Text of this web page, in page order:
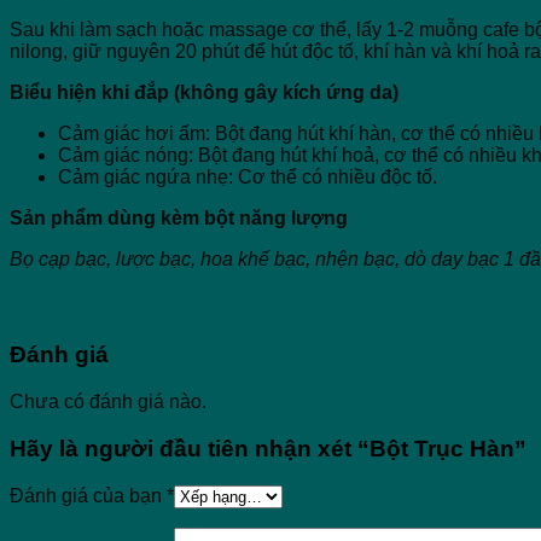
Sau khi làm sạch hoặc massage cơ thể, lấy 1-2 muỗng cafe
nilong, giữ nguyên 20 phút để hút độc tố, khí hàn và khí hoả
Biểu hiện khi đắp (không gây kích ứng da)
Cảm giác hơi ấm: Bột đang hút khí hàn, cơ thể có nhiều
Cảm giác nóng: Bột đang hút khí hoả, cơ thể có nhiều
Cảm giác ngứa nhẹ: Cơ thể có nhiều độc tố.
Sản phẩm dùng kèm bột năng lượng
Bọ cạp bạc, lược bạc, hoa khế bạc, nhện bạc, dò day bạc 1
Đánh giá
Chưa có đánh giá nào.
Hãy là người đầu tiên nhận xét “Bột Trục Hàn”
Đánh giá của bạn *